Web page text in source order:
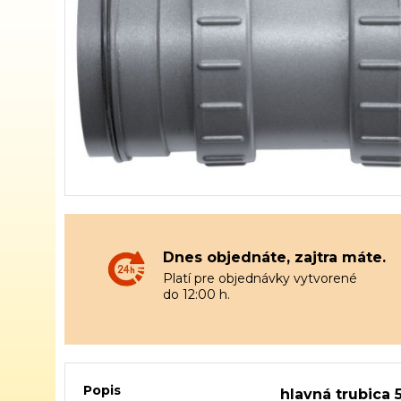
Dnes objednáte, zajtra máte.
Platí pre objednávky vytvorené
do 12:00 h.
Popis hlavná trubica